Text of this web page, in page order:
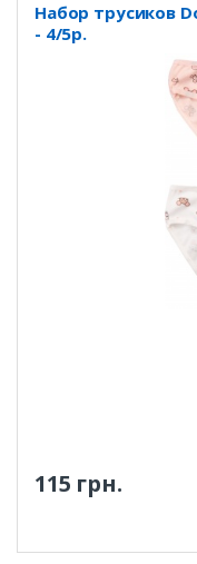
Набор трусиков
- 4/5р.
115 грн.